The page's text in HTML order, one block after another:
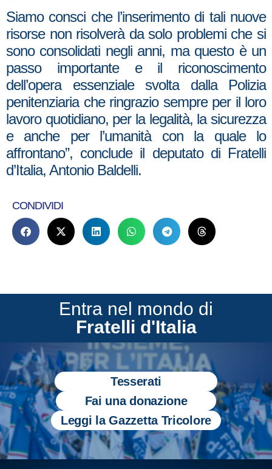
Siamo consci che l’inserimento di tali nuove
risorse non risolverà da solo problemi che si
sono consolidati negli anni, ma questo è un
passo importante e il riconoscimento
dell’opera essenziale svolta dalla Polizia
penitenziaria che ringrazio sempre per il loro
lavoro quotidiano, per la legalità, la sicurezza
e anche per l’umanità con la quale lo
affrontano”, conclude il deputato di Fratelli
d’Italia, Antonio Baldelli.
CONDIVIDI
Entra nel mondo di
Fratelli d'Italia
Tesserati
Fai una donazione
Leggi la Gazzetta Tricolore